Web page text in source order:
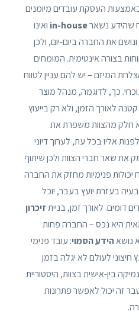
העסקת עובדים מיומנים
שהידע נשארin-house ואינו
ונושם את החברה ביום-יום, ולכן
בצורה אינטימית. המומחים
המיזם – יש להם עניין לטווח
כך, לדוגמה, מנהל מוצר
לאורך הזמן, ולא רק בייעוץ
חלק מהצוות משפרת את
אליו בכל עת, לערוך דיוני
את שאר חברי הצוות ולכן שיתוף
יכולות פנימיות מחזק את החברה
בעזרת יועץ בעבר, יוכל
דומים. לאורך זמן, בנייתזיכרון
היא נכס – החברה פחות
נושאהידע הסמוי: עובד פנימי
חיצוני לעולם לא יגלה בזמן
בין-אישית בצוות, היסטוריית
זה יכול לאפשר פתרונות